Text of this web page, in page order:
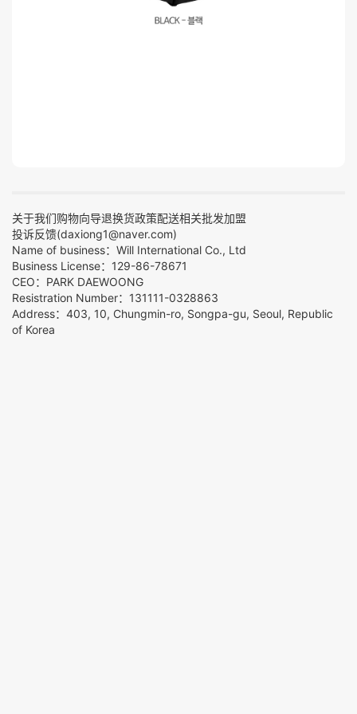
关于我们购物向导退换货政策配送相关批发加盟
投诉反馈(daxiong1@naver.com)
Name of business：Will International Co., Ltd
Business License：129-86-78671
CEO：PARK DAEWOONG
Resistration Number：131111-0328863
Address：403, 10, Chungmin-ro, Songpa-gu, Seoul, Republic
of Korea